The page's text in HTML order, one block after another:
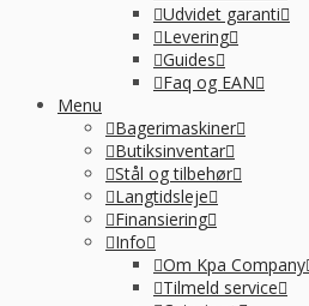
Udvidet garanti
Levering
Guides
Faq og EAN
Menu
Bagerimaskiner
Butiksinventar
Stål og tilbehør
Langtidsleje
Finansiering
Info
Om Kpa Company
Tilmeld service